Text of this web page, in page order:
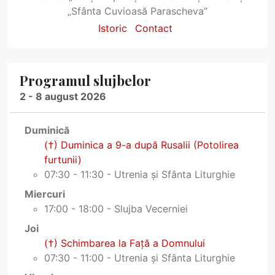
„Sfânta Cuvioasă Parascheva”
Istoric
Contact
Programul slujbelor
2 - 8 august 2026
Duminică
(†) Duminica a 9-a după Rusalii (Potolirea
furtunii)
07:30 - 11:30 - Utrenia și Sfânta Liturghie
Miercuri
17:00 - 18:00 - Slujba Vecerniei
Joi
(†) Schimbarea la Faţă a Domnului
07:30 - 11:00 - Utrenia și Sfânta Liturghie